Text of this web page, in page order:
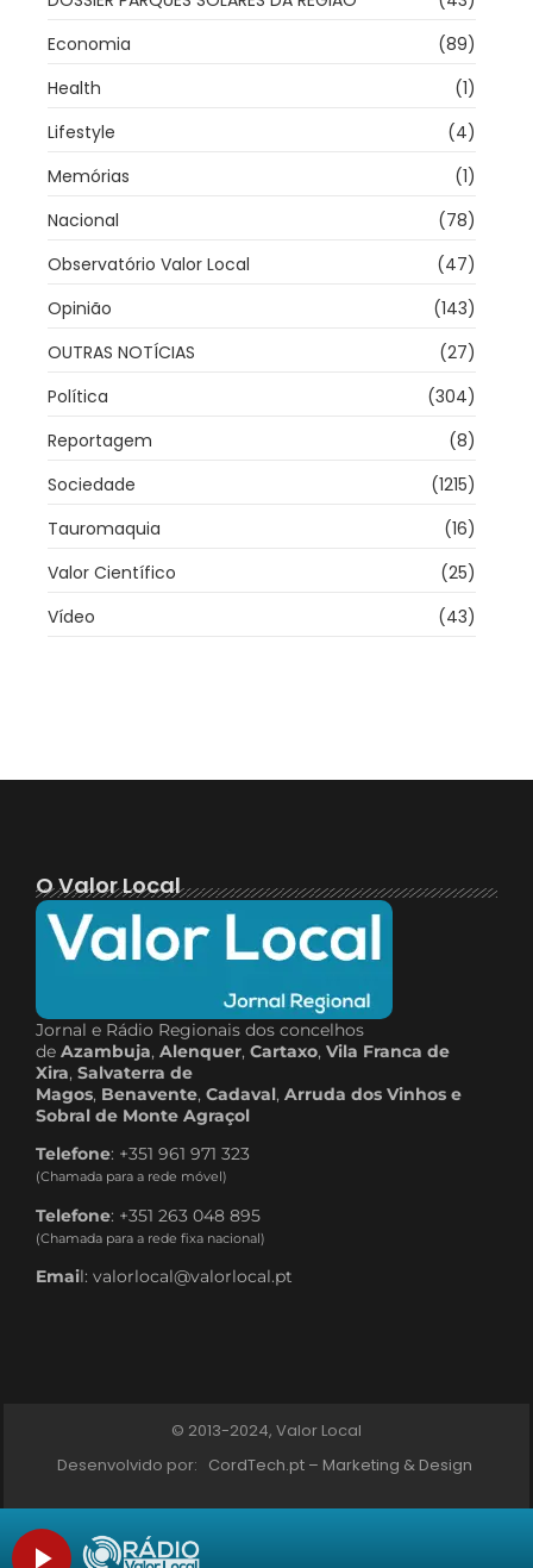
Economia
(89)
Health
(1)
Lifestyle
(4)
Memórias
(1)
Nacional
(78)
Observatório Valor Local
(47)
Opinião
(143)
OUTRAS NOTÍCIAS
(27)
Política
(304)
Reportagem
(8)
Sociedade
(1215)
Tauromaquia
(16)
Valor Científico
(25)
Vídeo
(43)
O Valor Local
Jornal e Rádio Regionais dos concelhos
de Azambuja, Alenquer, Cartaxo, Vila Franca de
Xira, Salvaterra de
Magos, Benavente, Cadaval, Arruda dos Vinhos e
Sobral de Monte Agraçol
Telefone: +351 961 971 323
(Chamada para a rede móvel)
Telefone: +351 263 048 895
(Chamada para a rede fixa nacional)
Email: valorlocal@valorlocal.pt
© 2013-2024, Valor Local
Desenvolvido por: CordTech.pt – Marketing & Design